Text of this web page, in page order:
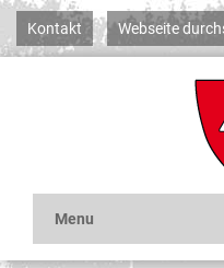
Kontakt Webseite